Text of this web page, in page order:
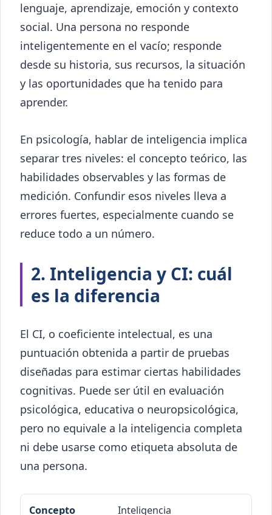
lenguaje, aprendizaje, emoción y contexto
social. Una persona no responde
inteligentemente en el vacío; responde
desde su historia, sus recursos, la situación
y las oportunidades que ha tenido para
aprender.
En psicología, hablar de inteligencia implica
separar tres niveles: el concepto teórico, las
habilidades observables y las formas de
medición. Confundir esos niveles lleva a
errores fuertes, especialmente cuando se
reduce todo a un número.
2. Inteligencia y CI: cuál
es la diferencia
El CI, o coeficiente intelectual, es una
puntuación obtenida a partir de pruebas
diseñadas para estimar ciertas habilidades
cognitivas. Puede ser útil en evaluación
psicológica, educativa o neuropsicológica,
pero no equivale a la inteligencia completa
ni debe usarse como etiqueta absoluta de
una persona.
Concepto Diferencia clave
Inteligencia